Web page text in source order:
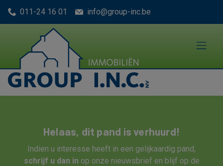
Menu overslaan en naar de inhoud gaan
011-24 16 01 info@group-inc.be
Helaas, dit pand is verhuurd!
Indien u interesse heeft in een gelijkaardig pand,
schrijf u dan in op onze nieuwsbrief en blijf op de